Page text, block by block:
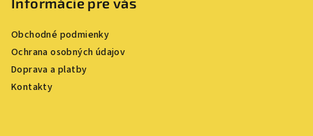
Obchodné podmienky
Ochrana osobných údajov
Doprava a platby
Kontakty